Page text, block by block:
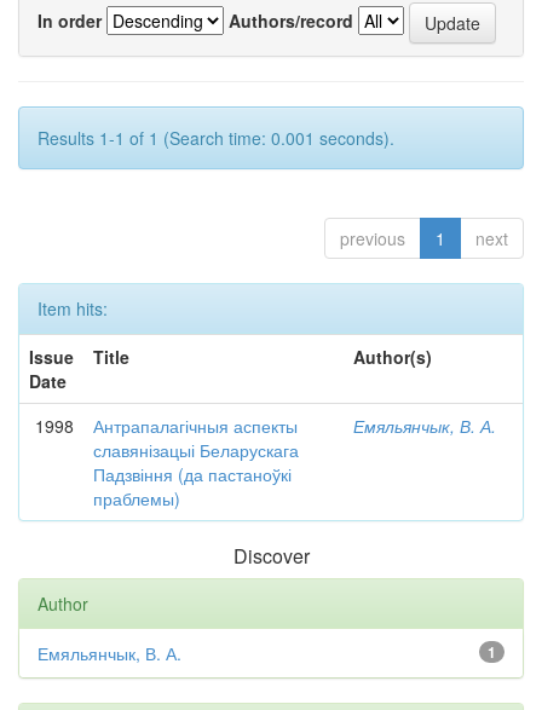
In order
Authors/record
Results 1-1 of 1 (Search time: 0.001 seconds).
previous 1 next
Item hits:
Issue
Date
Title Author(s)
1998
Антрапалагічныя аспекты
славянізацыі Беларускага
Падзвіння (да пастаноўкі
праблемы)
Емяльянчык, В. А.
Discover
Author
1
Емяльянчык, В. А.